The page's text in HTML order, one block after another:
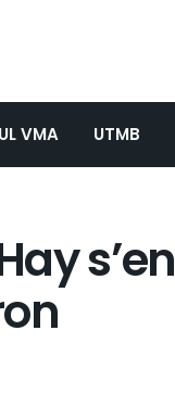
VMA UTMB
s’en